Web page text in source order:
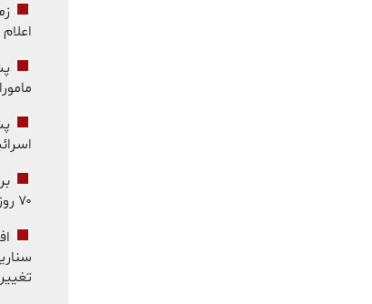
۷۰ روزه چه کسانی را ثروتمند کرد؟